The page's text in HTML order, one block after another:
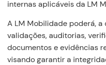
internas aplicáveis da LM
A LM Mobilidade poderá,
validações, auditorias,
documentos e evidências
visando garantir a